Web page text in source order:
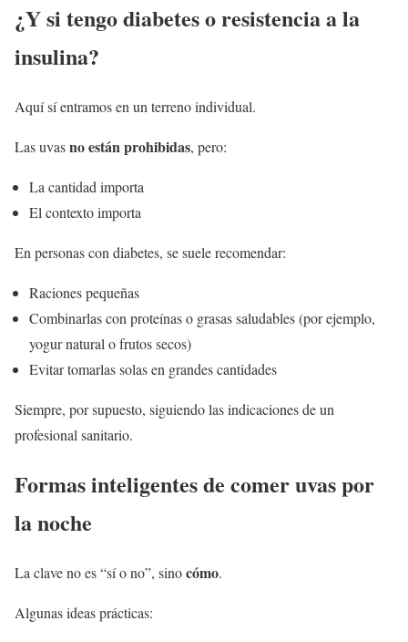
¿Y si tengo diabetes o resistencia a la
insulina?
Aquí sí entramos en un terreno individual.
Las uvasno están prohibidas, pero:
La cantidad importa
El contexto importa
En personas con diabetes, se suele recomendar:
Raciones pequeñas
Combinarlas con proteínas o grasas saludables (por ejemplo,
yogur natural o frutos secos)
Evitar tomarlas solas en grandes cantidades
Siempre, por supuesto, siguiendo las indicaciones de un
profesional sanitario.
Formas inteligentes de comer uvas por
la noche
La clave no es “sí o no”, sinocómo.
Algunas ideas prácticas: